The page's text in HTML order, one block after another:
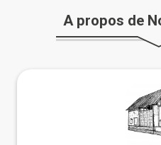
A propos de